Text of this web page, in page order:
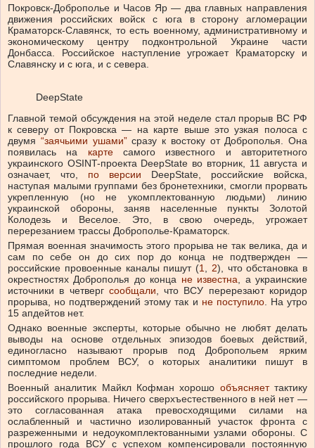
Покровск-Доброполье и Часов Яр — два главных направления
движения российских войск с юга в сторону агломерации
Краматорск-Славянск, то есть военному, административному и
экономическому центру подконтрольной Украине части
Донбасса. Российское наступление угрожает Краматорску и
Славянску и с юга, и с севера.
DeepState
Главной темой обсуждения на этой неделе стал прорыв ВС РФ
к северу от Покровска — на карте выше это узкая полоса с
двумя “заячьими ушами”сразу к востоку от Доброполья. Она
появилась на картесамого известного и авторитетного
украинского OSINT-проекта DeepState во вторник, 11 августа и
означает, что, по версии DeepState, российские войска,
наступая малыми группами без бронетехники, смогли прорвать
укрепленную (но не укомплектованную людьми) линию
украинской обороны, заняв населенные пункты Золотой
Колодезь и Веселое. Это, в свою очередь, угрожает
перерезанием трассы Доброполье-Краматорск.
Прямая военная значимость этого прорыва не так велика, да и
сам по себе он до сих пор до конца не подтвержден —
российские провоенные каналы пишут (1, 2), что обстановка в
окрестностях Доброполья до конца не известна, а украинские
источники в четверг сообщали, что ВСУ перерезают коридор
прорыва, но подтверждений этому так и не поступило. На утро
15 апдейтов нет.
Однако военные эксперты, которые обычно не любят делать
выводы на основе отдельных эпизодов боевых действий,
единогласно называют прорыв под Добропольем ярким
симптомом проблем ВСУ, о которых аналитики пишут в
последние недели.
Военный аналитик Майкл Кофман хорошо объясняеттактику
российского прорыва. Ничего сверхъестественного в ней нет —
это согласованная атака превосходящими силами на
ослабленный и частично изолированный участок фронта с
разреженными и недоукомплектованными узлами обороны. С
прошлого года ВСУ с успехом компенсировали постоянную